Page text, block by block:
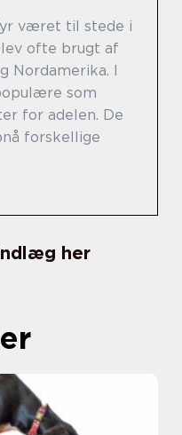
været til stede i
ofte brugt af
Nordamerika. I
som
for adelen. De
forskellige
her